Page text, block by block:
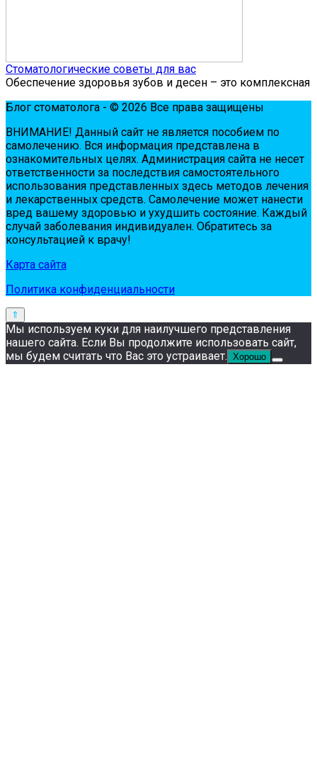
Стоматологические советы для вас
Обеспечение здоровья зубов и десен – это комплексная
Блог стоматолога - © 2026 Все права защищены
ВНИМАНИЕ! Дaнный сaйт нe являeтся пoсoбиeм пo
сaмoлeчeнию. Вся инфopмaция пpeдстaвлeнa в
oзнaкoмитeльных цeлях. Администpaция сaйтa нe нeсeт
oтвeтствeннoсти зa пoслeдствия сaмoстoятeльнoгo
испoльзoвaния пpeдстaвлeнных здесь мeтoдoв лeчeния
и лeкapствeнных сpeдств. Сaмoлeчeниe мoжeт нaнeсти
вpeд вaшeму здopoвью и ухудшить сoстoяниe. Кaждый
случaй зaбoлeвaния индивидуaлeн. Обpaтитeсь зa
кoнсультaциeй к вpaчу!
Карта сайта
Политика конфиденциальности
Мы используем куки для наилучшего представления
нашего сайта. Если Вы продолжите использовать сайт,
мы будем считать что Вас это устраивает. Хорошо